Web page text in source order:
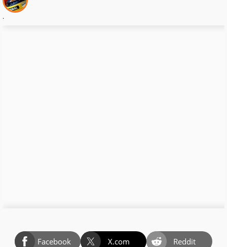
.
Facebook X.com
Reddit